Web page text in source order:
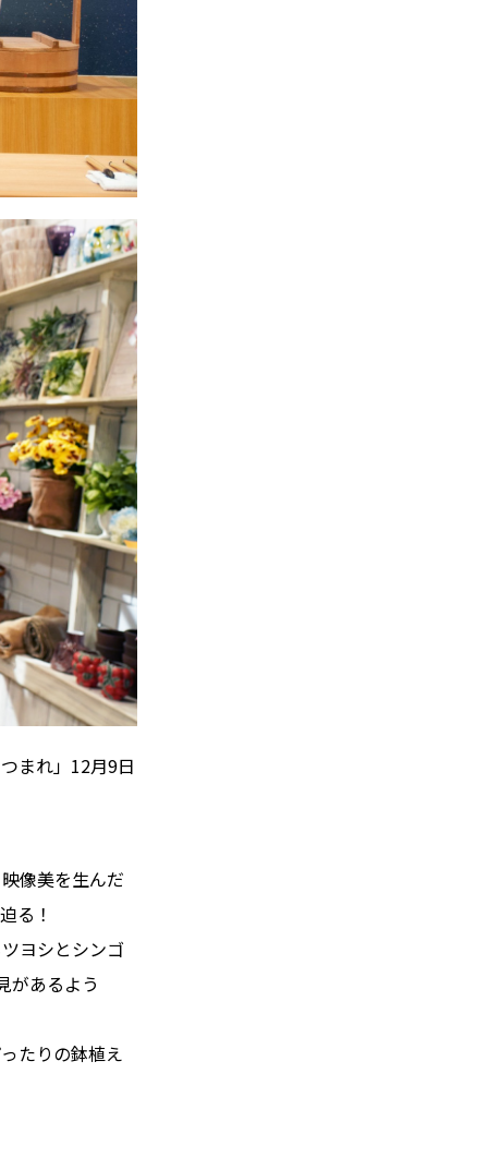
まれ」12月9日
像美を生んだ
る！
ヨシとシンゴ
があるよう
たりの鉢植え